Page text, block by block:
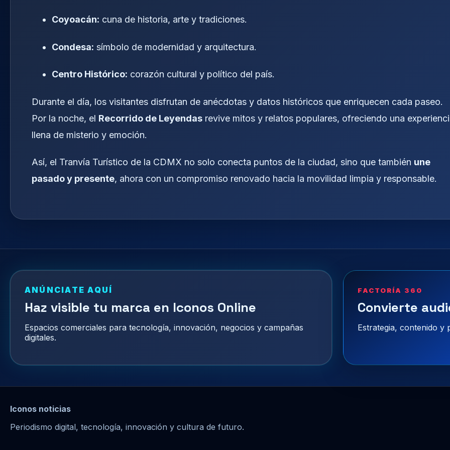
Coyoacán: cuna de historia, arte y tradiciones.
Condesa: símbolo de modernidad y arquitectura.
Centro Histórico: corazón cultural y político del país.
Durante el día, los visitantes disfrutan de anécdotas y datos históricos que enriquecen cada paseo.
Por la noche, el Recorrido de Leyendas revive mitos y relatos populares, ofreciendo una
llena de misterio y emoción.
Así, el Tranvía Turístico de la CDMX no solo conecta puntos de la ciudad, sino que también une
pasado y presente, ahora con un compromiso renovado hacia la movilidad limpia y responsable.
ANÚNCIATE AQUÍ
Haz visible tu marca en Iconos Online
Espacios comerciales para tecnología, innovación, negocios y campañas
digitales.
FACTORÍA 360
Convierte
Estrategia, contenido y
Iconos noticias
Periodismo digital, tecnología, innovación y cultura de futuro.